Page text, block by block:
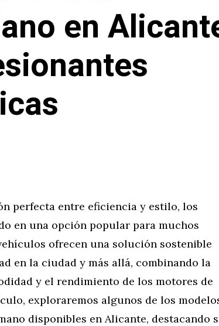
en
perfecta entre eficiencia y estilo, los
en una opción popular para muchos
ofrecen una solución sostenible
en la ciudad y más allá, combinando la
y el rendimiento de los motores de
exploraremos algunos de los
disponibles en Alicante, destacando